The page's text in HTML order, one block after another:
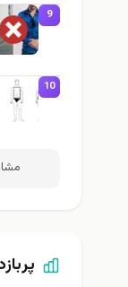
9
10